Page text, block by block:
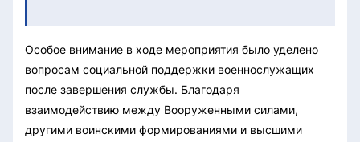
Особое внимание в ходе мероприятия было уделено
вопросам социальной поддержки военнослужащих
после завершения службы. Благодаря
взаимодействию между Вооруженными силами,
другими воинскими формированиями и высшими